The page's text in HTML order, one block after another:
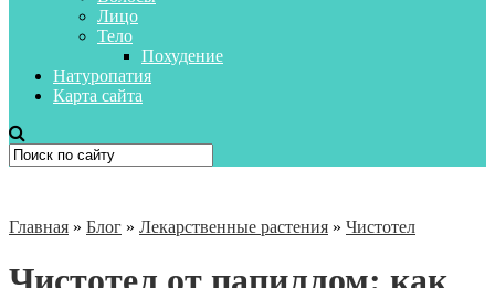
Лицо
Тело
Похудение
Натуропатия
Карта сайта
Главная » Блог » Лекарственные растения » Чистотел